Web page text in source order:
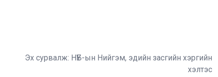
Эх сурвалж: НҮБ-ын Нийгэм, эдийн засгийн хэргийн
хэлтэс